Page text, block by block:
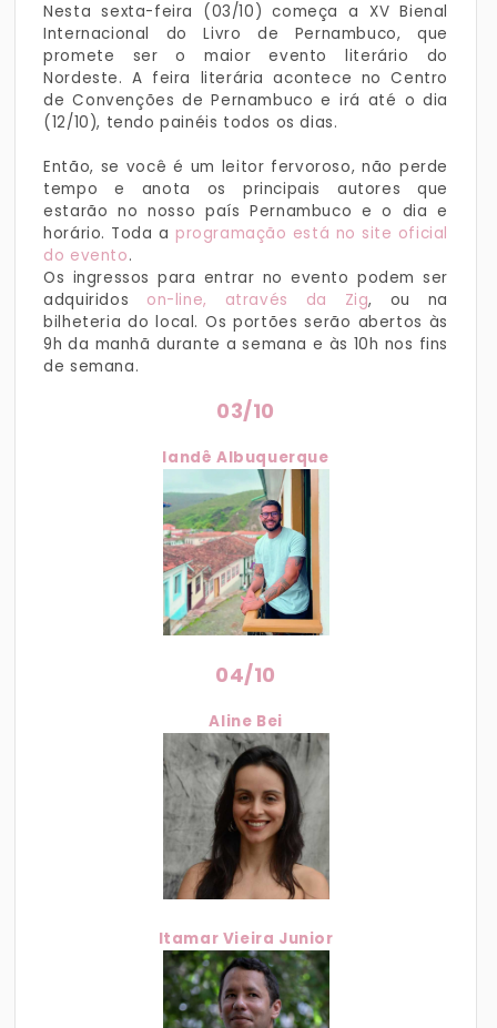
Nesta sexta-feira (03/10) começa a XV Bienal
Internacional do Livro de Pernambuco, que
promete ser o maior evento literário do
Nordeste. A feira literária acontece no Centro
de Convenções de Pernambuco e irá até o dia
(12/10), tendo painéis todos os dias.
Então, se você é um leitor fervoroso, não perde
tempo e anota os principais autores que
estarão no nosso país Pernambuco e o dia e
horário. Toda a programação está no site oficial
do evento.
Os ingressos para entrar no evento podem ser
adquiridos on-line, através da Zig, ou na
bilheteria do local. Os portões serão abertos às
9h da manhã durante a semana e às 10h nos fins
de semana.
03/10
Iandê Albuquerque
04/10
Aline Bei
Itamar Vieira Junior